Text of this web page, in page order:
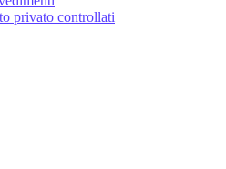
privato controllati